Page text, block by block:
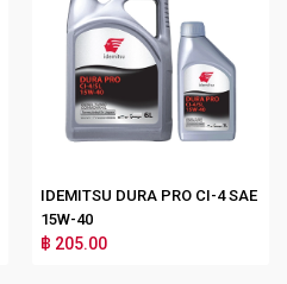
IDEMITSU DURA PRO CI-4 SAE
15W-40
฿ 205.00